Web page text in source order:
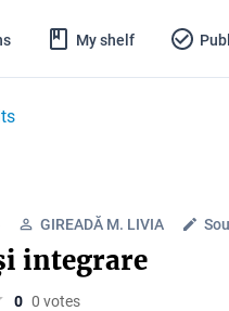
My shelf
GIREADĂ M. LIVIA
integrare
0 0 votes